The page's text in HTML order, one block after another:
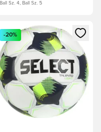
Ball Sz. 4, Ball Sz. 5
eller registrera dig som
en Modal för att
-20%